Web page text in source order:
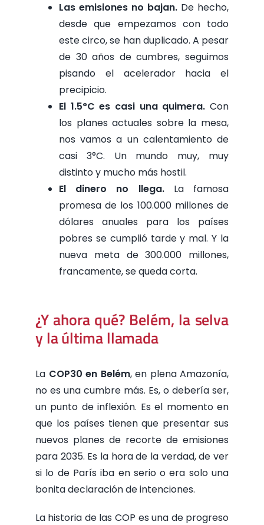
Las emisiones no bajan. De hecho,
desde que empezamos con todo
este circo, se han duplicado. A pesar
de 30 años de cumbres, seguimos
pisando el acelerador hacia el
precipicio.
El 1.5°C es casi una quimera. Con
los planes actuales sobre la mesa,
nos vamos a un calentamiento de
casi 3°C. Un mundo muy, muy
distinto y mucho más hostil.
El dinero no llega.La famosa
promesa de los 100.000 millones de
dólares anuales para los países
pobres se cumplió tarde y mal. Y la
nueva meta de 300.000 millones,
francamente, se queda corta.
¿Y ahora qué? Belém, la selva
y la última llamada
La COP30 en Belém, en plena Amazonía,
no es una cumbre más. Es, o debería ser,
un punto de inflexión. Es el momento en
que los países tienen que presentar sus
nuevos planes de recorte de emisiones
para 2035. Es la hora de la verdad, de ver
si lo de París iba en serio o era solo una
bonita declaración de intenciones.
La historia de las COP es una de progreso